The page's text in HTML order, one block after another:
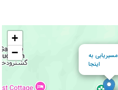
مسیریابی به
اینجا
+
−